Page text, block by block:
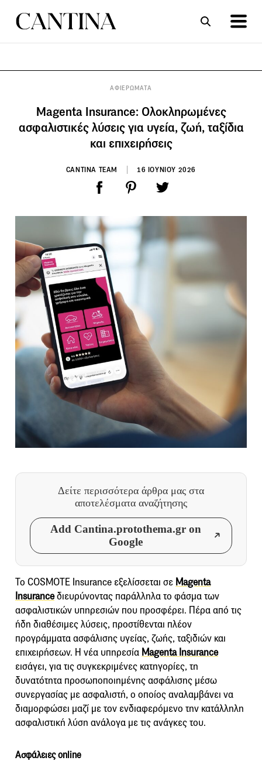
ΑΦΙΕΡΩΜΑΤΑ
Magenta Insurance: Ολοκληρωμένες
ασφαλιστικές λύσεις για υγεία, ζωή, ταξίδια
και επιχειρήσεις
CANTINA TEAM 16 ΙΟΥΝΙΟΥ 2026
Δείτε περισσότερα άρθρα μας στα
αποτελέσματα αναζήτησης
Add Cantina.protothema.gr on
Google
Το COSMOTE Insurance εξελίσσεται σε Magenta
Insuranceδιευρύνοντας παράλληλα το φάσμα των
ασφαλιστικών υπηρεσιών που προσφέρει. Πέρα από τις
ήδη διαθέσιμες λύσεις, προστίθενται πλέον
προγράμματα ασφάλισης υγείας, ζωής, ταξιδιών και
επιχειρήσεων. Η νέα υπηρεσία Magenta Insurance
εισάγει, για τις συγκεκριμένες κατηγορίες, τη
δυνατότητα προσωποποιημένης ασφάλισης μέσω
συνεργασίας με ασφαλιστή, ο οποίος αναλαμβάνει να
διαμορφώσει μαζί με τον ενδιαφερόμενο την κατάλληλη
ασφαλιστική λύση ανάλογα με τις ανάγκες του.
Ασφάλειες online